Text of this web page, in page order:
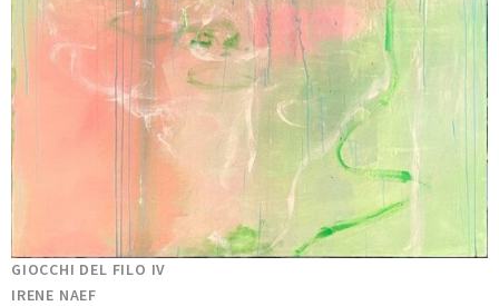
GIOCCHI DEL FILO IV
IRENE NAEF